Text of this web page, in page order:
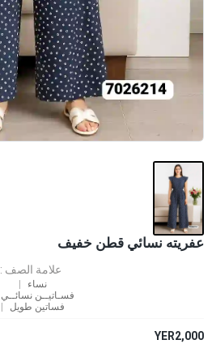
عفريته نسائي قطن خفيف
علامة الصف :
نساء
فسـاتيــن نسائــي
فساتين طويل
YER2,000